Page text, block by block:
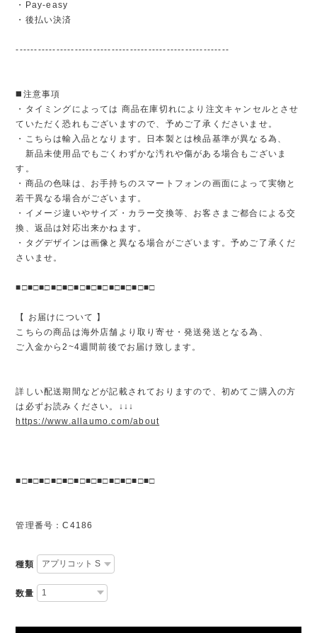
・Pay-easy
・後払い決済
----------------------------------------------------------
◼️注意事項
・タイミングによっては 商品在庫切れにより注文キャンセルとさせ
ていただく恐れもございますので、予めご了承くださいませ。
・こちらは輸入品となります。日本製とは検品基準が異なる為、
新品未使用品でもごくわずかな汚れや傷がある場合もございま
す。
・商品の色味は、お手持ちのスマートフォンの画面によって実物と
若干異なる場合がございます。
・イメージ違いやサイズ・カラー交換等、お客さまご都合による交
換、返品は対応出来かねます。
・タグデザインは画像と異なる場合がございます。予めご了承くだ
さいませ。
■□■□■□■□■□■□■□■□■□■□■□■□
【 お届けについて 】
こちらの商品は海外店舗より取り寄せ・発送発送となる為、
ご入金から2~4週間前後でお届け致します。
詳しい配送期間などが記載されておりますので、初めてご購入の方
は必ずお読みください。↓↓↓
https://www.allaumo.com/about
■□■□■□■□■□■□■□■□■□■□■□■□
管理番号：C4186
種類
数量